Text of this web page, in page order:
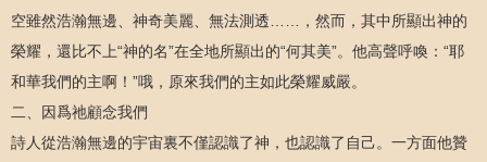
空雖然浩瀚無邊、神奇美麗、無法測透……，然而，其中所顯出神的
榮耀，還比不上“神的名”在全地所顯出的“何其美”。他高聲呼喚：“耶
和華我們的主啊！”哦，原來我們的主如此榮耀威嚴。
二、因爲祂顧念我們
詩人從浩瀚無邊的宇宙裏不僅認識了神，也認識了自己。一方面他贊